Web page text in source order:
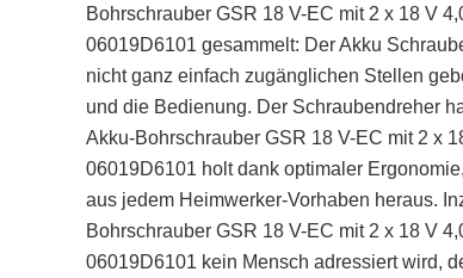
Bohrschrauber GSR 18 V-EC mit 2 x 18 V
06019D6101 gesammelt: Der Akku
nicht ganz einfach zugänglichen Stellen
und die Bedienung. Der Schraubendreher
Akku-Bohrschrauber GSR 18 V-EC mit 2 x
06019D6101 holt dank optimaler
aus jedem Heimwerker-Vorhaben heraus.
Bohrschrauber GSR 18 V-EC mit 2 x 18 V
06019D6101 kein Mensch adressiert wird,